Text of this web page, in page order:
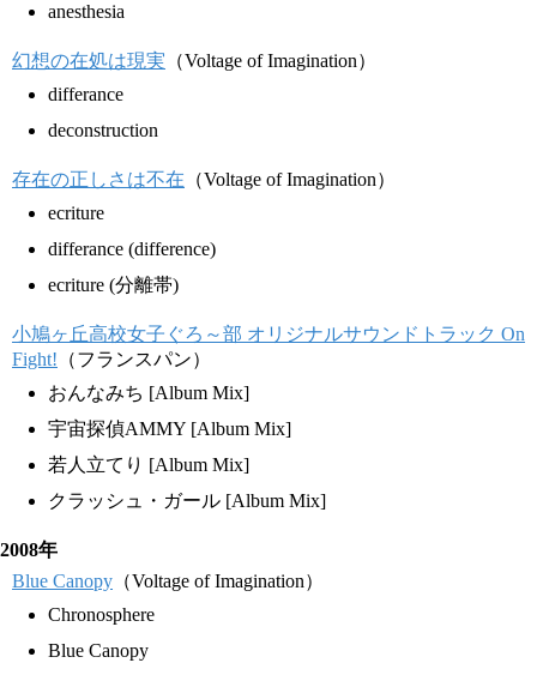
anesthesia
幻想の在処は現実 （Voltage of Imagination）
differance
deconstruction
存在の正しさは不在 （Voltage of Imagination）
ecriture
differance (difference)
ecriture (分離帯)
小鳩ヶ丘高校女子ぐろ～部 オリジナルサウンドトラック On
Fight! （フランスパン）
おんなみち [Album Mix]
宇宙探偵AMMY [Album Mix]
若人立てり [Album Mix]
クラッシュ・ガール [Album Mix]
2008年
Blue Canopy （Voltage of Imagination）
Chronosphere
Blue Canopy